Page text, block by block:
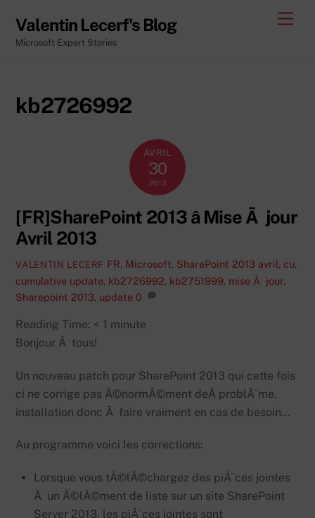
content
Valentin Lecerf's Blog
Microsoft Expert Stories
kb2726992
AVRIL
30
2013
[FR]SharePoint 2013 â Mise Ã jour
Avril 2013
VALENTIN LECERF FR, Microsoft, SharePoint 2013 avril, cu,
cumulative update, kb2726992, kb2751999, mise Ã jour,
Sharepoint 2013, update 0
Reading Time: < 1 minute
Bonjour Ã tous!
Un nouveau patch pour SharePoint 2013 qui cette fois
ci ne corrige pas Ã©normÃ©ment deÂ problÃ¨me,
installation donc Ã faire vraiment en cas de besoin…
Au programme voici les corrections:
Lorsque vous tÃ©lÃ©chargez des piÃ¨ces jointes
Ã un Ã©lÃ©ment de liste sur un site SharePoint
Server 2013, les piÃ¨ces jointes sont